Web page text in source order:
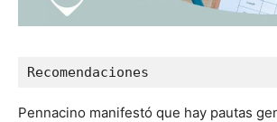
Recomendaciones
Pennacino manifestó que hay pautas